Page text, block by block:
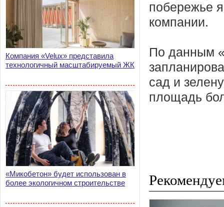
Компания «Velux» представила
технологичный масштабируемый ЖК
«Микобетон» будет использован в
более экологичном строительстве
побережье
компании.
По данным
сад и
площадь